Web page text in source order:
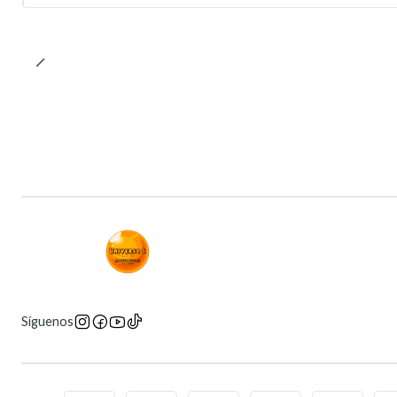
Síguenos